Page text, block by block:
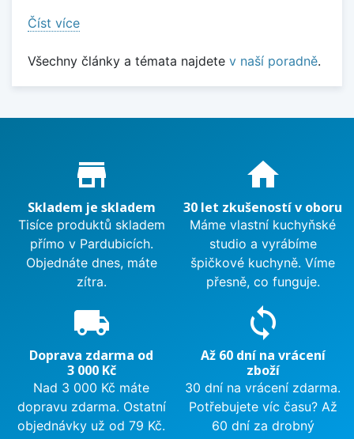
Číst více
Všechny články a témata najdete v naší poradně.
Proč nakupovat u nás?
store_mall_directory
Skladem je skladem
Tisíce produktů skladem
přímo v Pardubicích.
Objednáte dnes, máte
zítra.
home
30 let zkušeností v oboru
Máme vlastní kuchyňské
studio a vyrábíme
špičkové kuchyně. Víme
přesně, co funguje.
local_shipping
Doprava zdarma od
3 000 Kč
Nad 3 000 Kč máte
dopravu zdarma. Ostatní
objednávky už od 79 Kč.
sync
Až 60 dní na vrácení
zboží
30 dní na vrácení zdarma.
Potřebujete víc času? Až
60 dní za drobný